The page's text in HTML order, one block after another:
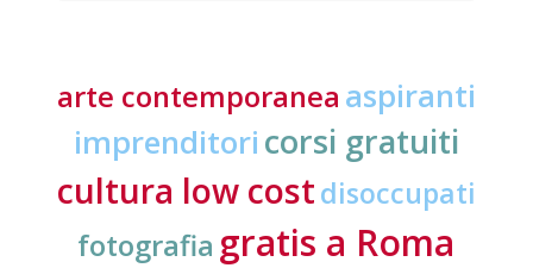
arte contemporanea aspiranti
imprenditori corsi gratuiti
cultura low costdisoccupati
fotografia gratis a Roma